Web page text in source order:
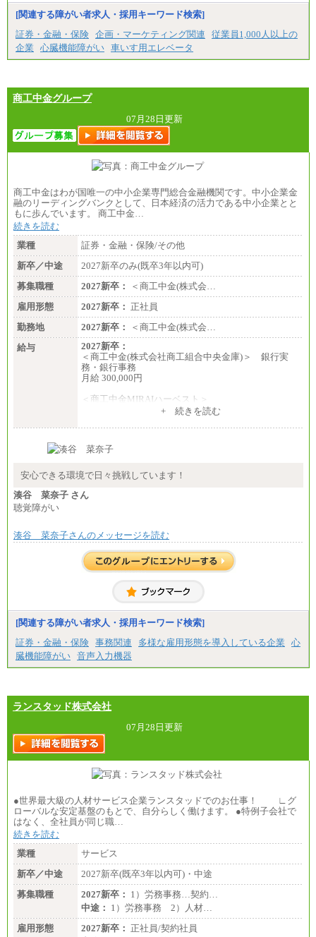
香川県、福岡県
※5…青森県、鳥取県、島根県、愛媛県、高知県、大
分県、長崎県、熊本県、宮崎県、鹿児島県、沖縄
県、福島県、山形県
◆パート・アルバイト
【エアサーブ】
・試用期間中も給与変更なし
[関連する障がい者求人・採用キーワード検索]
証券・金融・保険 企画・マーケティング関連
従業員1,000人以上の
企業
心臓機能障がい 車いす用エレベータ
商工中金グループ
07月28日更新
商工中金はわが国唯一の中小企業専門総合金融機関です。中小企業金
融のリーディングバンクとして、日本経済の活力である中小企業とと
もに歩んでいます。 商工中金…
続きを読む
業種
証券・金融・保険/その他
新卒／中途
2027新卒のみ(既卒3年以内可)
募集職種
2027新卒：
＜商工中金(株式会…
雇用形態
2027新卒： 正社員
勤務地
2027新卒：
＜商工中金(株式会…
給与
2027新卒：
＜商工中金(株式会社商工組合中央金庫)＞ 銀行実
務・銀行事務
月給 300,000円
＜商工中金MIRAIハーベスト＞
+ 続きを読む
安心できる環境で日々挑戦しています！
湊谷 菜奈子 さん
聴覚障がい
湊谷 菜奈子さんのメッセージを読む
[関連する障がい者求人・採用キーワード検索]
証券・金融・保険 事務関連 多様な雇用形態を導入している企業
心
臓機能障がい 音声入力機器
ランスタッド株式会社
07月28日更新
●世界最大級の人材サービス企業ランスタッドでのお仕事！ ∟グ
ローバルな安定基盤のもとで、自分らしく働けます。 ●特例子会社で
はなく、全社員が同じ職…
続きを読む
業種
サービス
新卒／中途
2027新卒(既卒3年以内可)・中途
募集職種
2027新卒： 1）労務事務…契約…
中途： 1）労務事務 2）人材…
雇用形態
2027新卒： 正社員/契約社員